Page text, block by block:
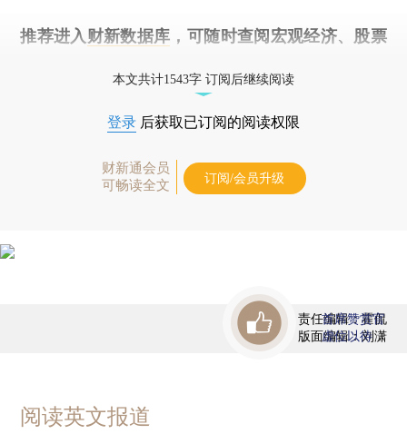
推荐进入 财新数据库 ，可随时查阅宏观经济、股票
本文共计1543字 订阅后继续阅读
登录 后获取已订阅的阅读权限
财新通会员
可畅读全文
订阅/会员升级
责任编辑：霍侃
版面编辑：刘潇
首席赞赏官
虚位以待
阅读英文报道